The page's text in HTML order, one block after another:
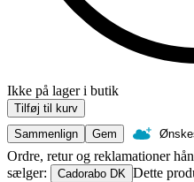
Ikke på lager i butik
Tilføj til kurv
Sammenlign
Gem
Ordre, retur og reklamationer
sælger:
Cadorabo DK Dette